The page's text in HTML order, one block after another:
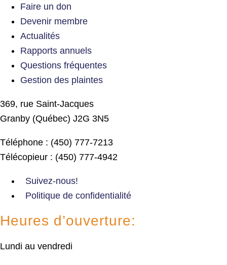
Faire un don
Devenir membre
Actualités
Rapports annuels
Questions fréquentes
Gestion des plaintes
369, rue Saint-Jacques
Granby (Québec) J2G 3N5
Téléphone : (450) 777-7213
Télécopieur : (450) 777-4942
Suivez-nous!
Politique de confidentialité
Heures d’ouverture:
Lundi au vendredi